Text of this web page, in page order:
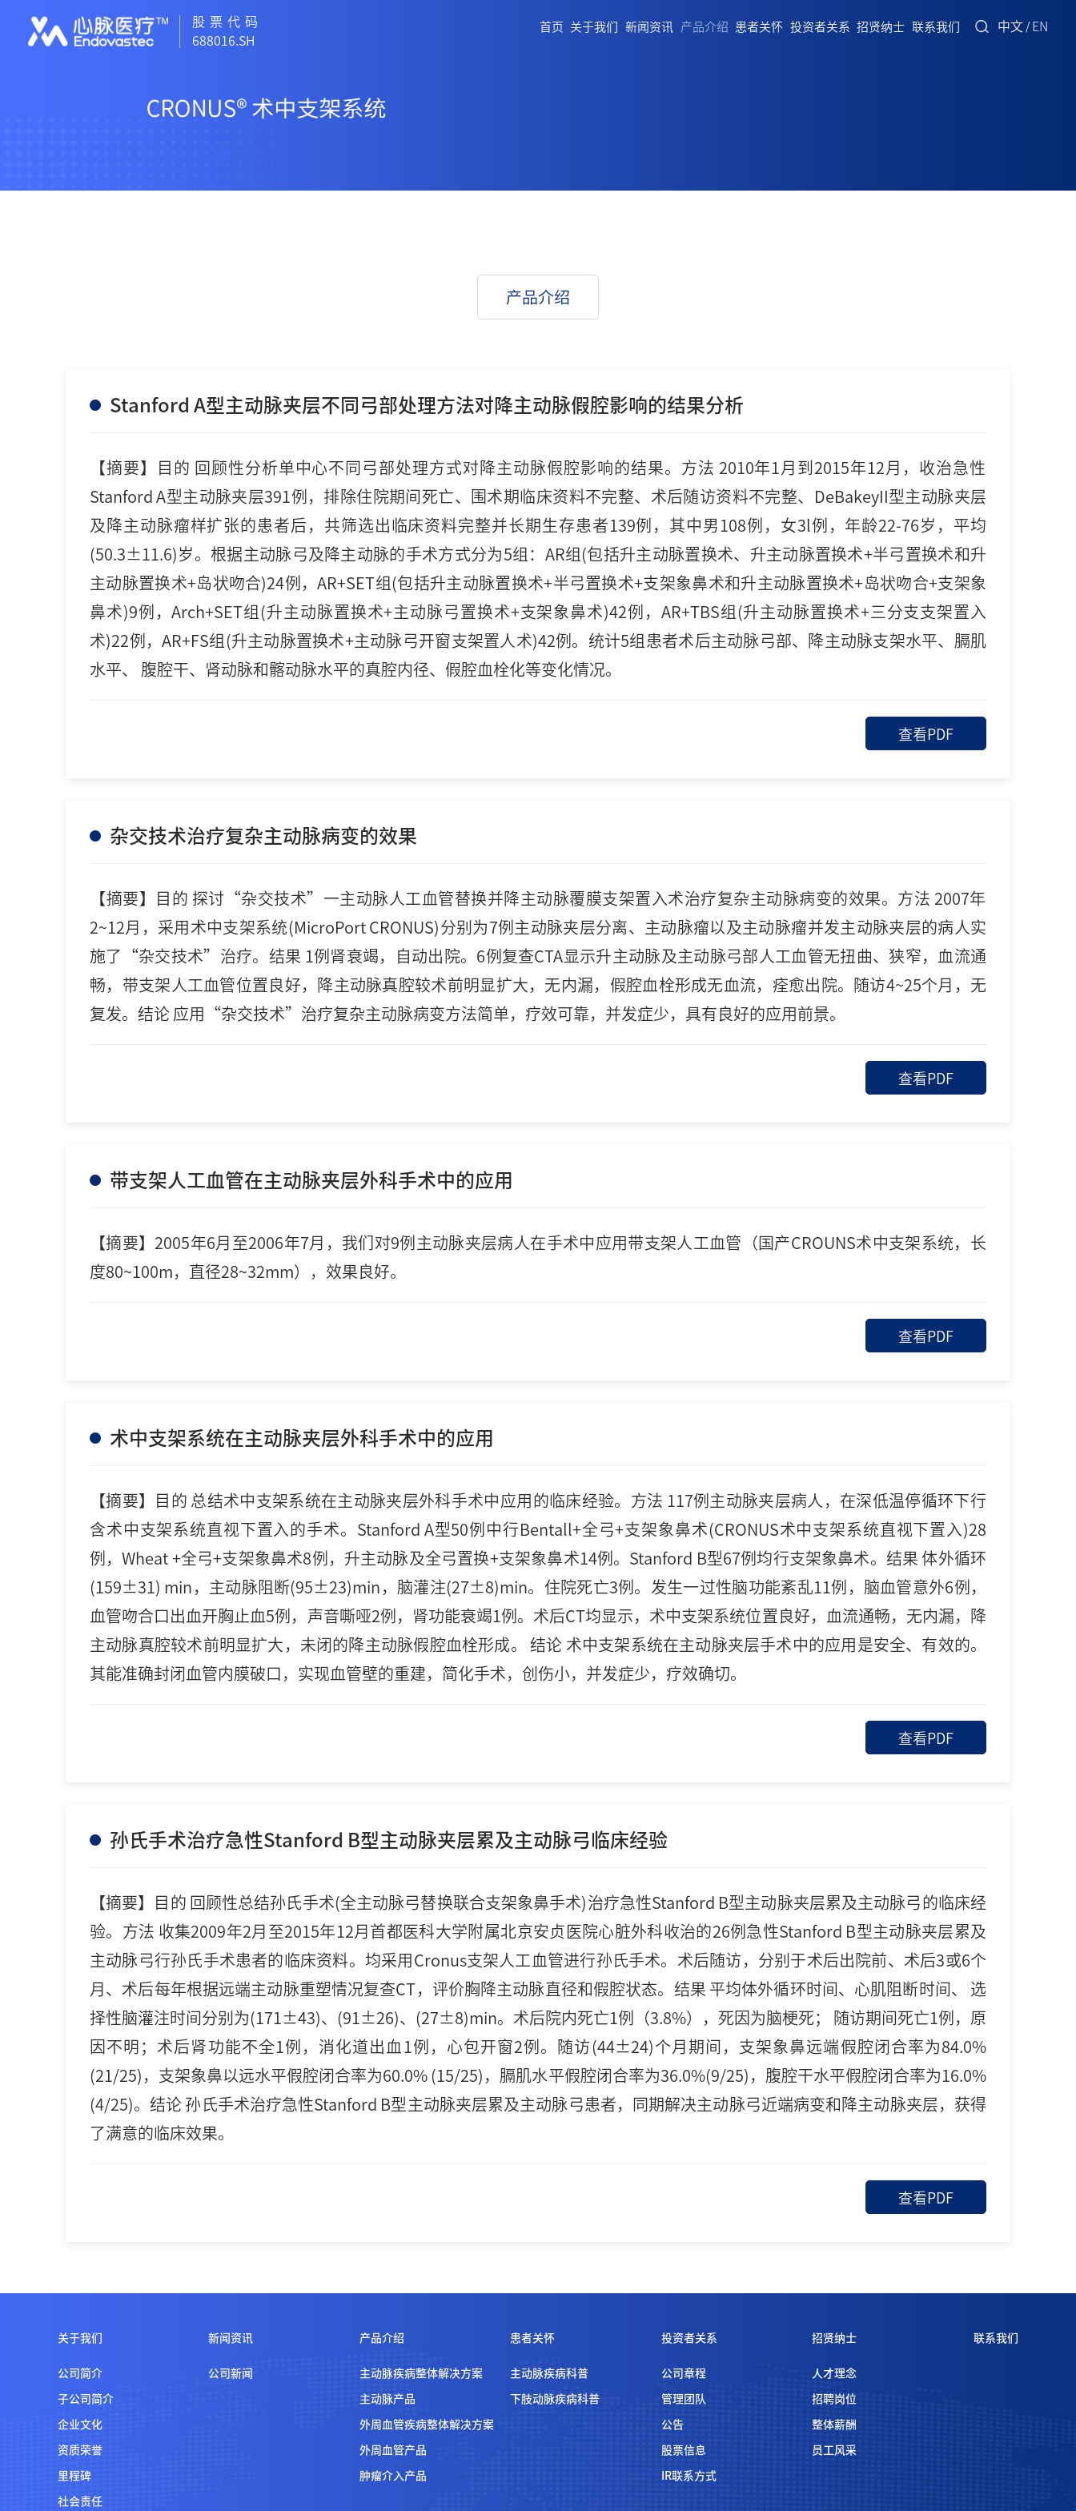
股票代码
688016.SH
中文 / EN
首页 关于我们 新闻资讯 产品介绍 患者关怀 投资者关系 招贤纳士 联系我们
产品介绍
Stanford A型主动脉夹层不同弓部处理方法对降主动脉假腔影响的结果分析
【摘要】目的 回顾性分析单中心不同弓部处理方式对降主动脉假腔影响的结果。方法 2010年1月到2015年12月，收治急性
Stanford A型主动脉夹层391例，排除住院期间死亡、围术期临床资料不完整、术后随访资料不完整、DeBakeyII型主动脉夹层
及降主动脉瘤样扩张的患者后，共筛选出临床资料完整并长期生存患者139例，其中男108例，女3l例，年龄22-76岁，平均
(50.3±11.6)岁。根据主动脉弓及降主动脉的手术方式分为5组：AR组(包括升主动脉置换术、升主动脉置换术+半弓置换术和升
主动脉置换术+岛状吻合)24例，AR+SET组(包括升主动脉置换术+半弓置换术+支架象鼻术和升主动脉置换术+岛状吻合+支架象
鼻术)9例，Arch+SET组(升主动脉置换术+主动脉弓置换术+支架象鼻术)42例，AR+TBS组(升主动脉置换术+三分支支架置入
术)22例，AR+FS组(升主动脉置换术+主动脉弓开窗支架置人术)42例。统计5组患者术后主动脉弓部、降主动脉支架水平、膈肌
水平、 腹腔干、肾动脉和髂动脉水平的真腔内径、假腔血栓化等变化情况。
查看PDF
杂交技术治疗复杂主动脉病变的效果
【摘要】目的 探讨“杂交技术”一主动脉人工血管替换并降主动脉覆膜支架置入术治疗复杂主动脉病变的效果。方法 2007年
2~12月，采用术中支架系统(MicroPort CRONUS)分别为7例主动脉夹层分离、主动脉瘤以及主动脉瘤并发主动脉夹层的病人实
施了“杂交技术”治疗。结果 1例肾衰竭，自动出院。6例复查CTA显示升主动脉及主动脉弓部人工血管无扭曲、狭窄，血流通
畅，带支架人工血管位置良好，降主动脉真腔较术前明显扩大，无内漏，假腔血栓形成无血流，痊愈出院。随访4~25个月，无
复发。结论 应用“杂交技术”治疗复杂主动脉病变方法简单，疗效可靠，并发症少，具有良好的应用前景。
查看PDF
带支架人工血管在主动脉夹层外科手术中的应用
【摘要】2005年6月至2006年7月，我们对9例主动脉夹层病人在手术中应用带支架人工血管（国产CROUNS术中支架系统，长
度80~100m，直径28~32mm），效果良好。
查看PDF
术中支架系统在主动脉夹层外科手术中的应用
【摘要】目的 总结术中支架系统在主动脉夹层外科手术中应用的临床经验。方法 117例主动脉夹层病人，在深低温停循环下行
含术中支架系统直视下置入的手术。Stanford A型50例中行Bentall+全弓+支架象鼻术(CRONUS术中支架系统直视下置入)28
例，Wheat +全弓+支架象鼻术8例，升主动脉及全弓置换+支架象鼻术14例。Stanford B型67例均行支架象鼻术。结果 体外循环
(159±31) min，主动脉阻断(95±23)min，脑灌注(27±8)min。住院死亡3例。发生一过性脑功能紊乱11例，脑血管意外6例，
血管吻合口出血开胸止血5例，声音嘶哑2例，肾功能衰竭1例。术后CT均显示，术中支架系统位置良好，血流通畅，无内漏，降
主动脉真腔较术前明显扩大，未闭的降主动脉假腔血栓形成。 结论 术中支架系统在主动脉夹层手术中的应用是安全、有效的。
其能准确封闭血管内膜破口，实现血管壁的重建，简化手术，创伤小，并发症少，疗效确切。
查看PDF
孙氏手术治疗急性Stanford B型主动脉夹层累及主动脉弓临床经验
【摘要】目的 回顾性总结孙氏手术(全主动脉弓替换联合支架象鼻手术)治疗急性Stanford B型主动脉夹层累及主动脉弓的临床经
验。方法 收集2009年2月至2015年12月首都医科大学附属北京安贞医院心脏外科收治的26例急性Stanford B型主动脉夹层累及
主动脉弓行孙氏手术患者的临床资料。均采用Cronus支架人工血管进行孙氏手术。术后随访，分别于术后出院前、术后3或6个
月、术后每年根据远端主动脉重塑情况复查CT，评价胸降主动脉直径和假腔状态。结果 平均体外循环时间、心肌阻断时间、 选
择性脑灌注时间分别为(171±43)、(91±26)、(27±8)min。术后院内死亡1例（3.8%），死因为脑梗死； 随访期间死亡1例，原
因不明；术后肾功能不全1例，消化道出血1例，心包开窗2例。随访(44±24)个月期间，支架象鼻远端假腔闭合率为84.0%
(21/25)，支架象鼻以远水平假腔闭合率为60.0% (15/25)，膈肌水平假腔闭合率为36.0%(9/25)，腹腔干水平假腔闭合率为16.0%
(4/25)。结论 孙氏手术治疗急性Stanford B型主动脉夹层累及主动脉弓患者，同期解决主动脉弓近端病变和降主动脉夹层，获得
了满意的临床效果。
查看PDF
关于我们
公司简介
子公司简介
企业文化
资质荣誉
里程碑
社会责任
新闻资讯
公司新闻
产品介绍
主动脉疾病整体解决方案
主动脉产品
外周血管疾病整体解决方案
外周血管产品
肿瘤介入产品
患者关怀
主动脉疾病科普
下肢动脉疾病科普
投资者关系
公司章程
管理团队
公告
股票信息
IR联系方式
招贤纳士
人才理念
招聘岗位
整体薪酬
员工风采
联系我们